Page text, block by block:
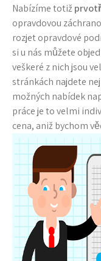
Nabízíme totiž
opravdovou
rozjet opravdové
si u nás můžete
veškeré z nich jsou
stránkách najdete
možných nabídek
práce je to velmi
cena, aniž bychom